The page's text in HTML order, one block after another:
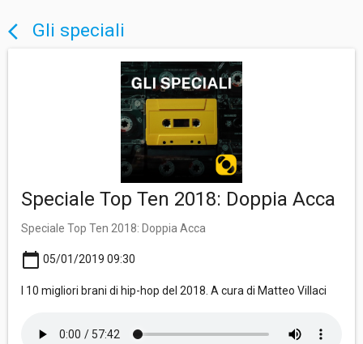
arrow_back_ios Gli speciali
Speciale Top Ten 2018: Doppia Acca
Speciale Top Ten 2018: Doppia Acca
calendar_today 05/01/2019 09:30
I 10 migliori brani di hip-hop del 2018. A cura di Matteo Villaci